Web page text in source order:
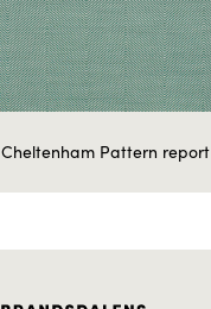
Cheltenham Pattern report